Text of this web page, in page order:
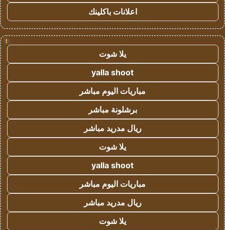
اعلانات باكلينك
!
يلا شوت
yalla shoot
مباريات اليوم مباشر
برشلونة مباشر
ريال مدريد مباشر
يلا شوت
yalla shoot
مباريات اليوم مباشر
ريال مدريد مباشر
يلا شوت